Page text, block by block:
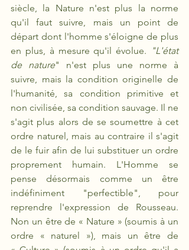
siècle, la Nature n'est plus la norme
qu'il faut suivre, mais un point de
départ dont l'homme s'éloigne de plus
en plus, à mesure qu'il évolue.
"L'état
de nature" n'est plus une norme à
suivre, mais la condition originelle de
l'humanité, sa condition primitive et
non civilisée, sa condition sauvage. Il ne
s'agit plus alors de se soumettre à cet
ordre naturel, mais au contraire il s'agit
de le fuir afin de lui substituer un ordre
proprement humain. L'Homme se
pense désormais comme un être
indéfiniment "perfectible", pour
reprendre l'expression de Rousseau.
Non un être de « Nature » (soumis à un
ordre « naturel »), mais un être de